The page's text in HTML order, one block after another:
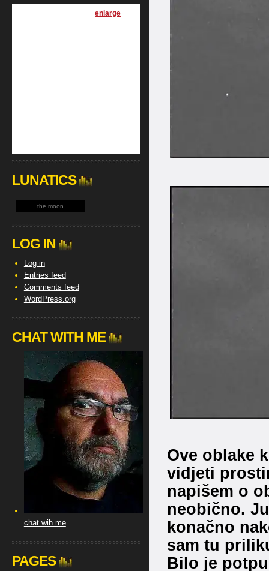
Ove oblake
vidjeti
napišem o
neobično.
konačno
sam tu
Bilo je
[enlarge
LUNATICS
the moon
LOG IN
Log in
Entries feed
Comments feed
WordPress.org
CHAT WITH ME
chat wih me
PAGES